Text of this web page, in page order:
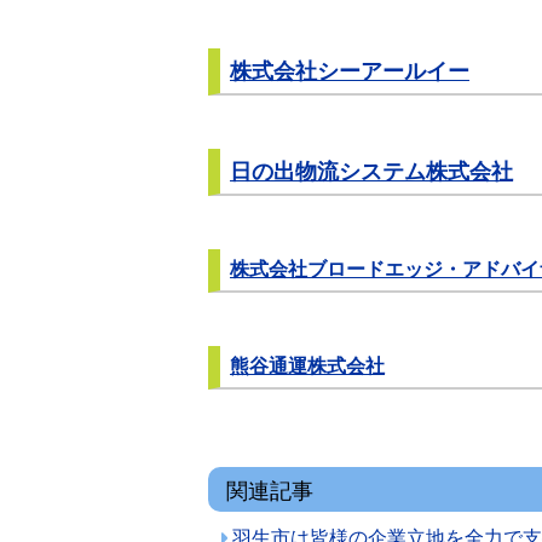
株式会社シーアールイー
日の出物流システム株式会社
株式会社ブロードエッジ・アドバ
熊谷通運株式会社
関連記事